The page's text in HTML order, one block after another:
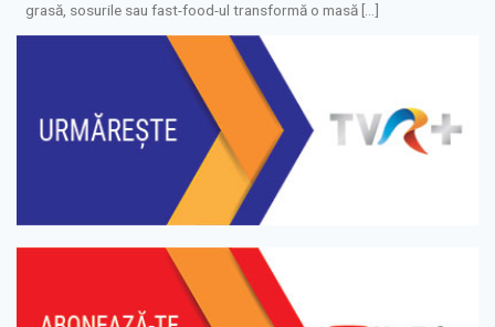
grasă, sosurile sau fast-food-ul transformă o masă […]